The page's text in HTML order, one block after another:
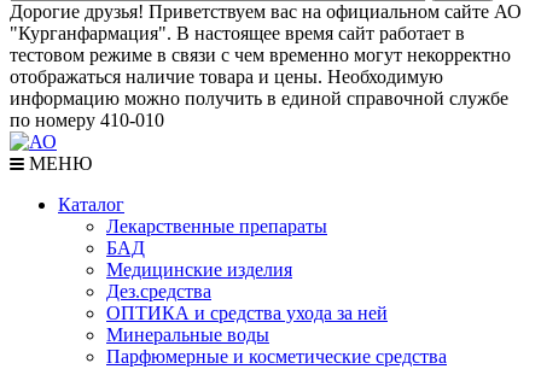
Дорогие друзья! Приветствуем вас на официальном сайте АО
"Курганфармация". В настоящее время сайт работает в
тестовом режиме в связи с чем временно могут некорректно
отображаться наличие товара и цены. Необходимую
информацию можно получить в единой справочной службе
по номеру 410-010
МЕНЮ
Каталог
Лекарственные препараты
БАД
Медицинские изделия
Дез.средства
ОПТИКА и средства ухода за ней
Минеральные воды
Парфюмерные и косметические средства